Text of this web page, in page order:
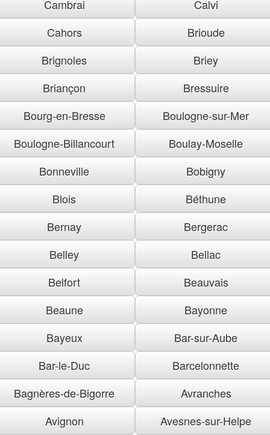
Cambrai
Calvi
Cahors
Brioude
Brignoles
Briey
Briançon
Bressuire
Bourg-en-Bresse
Boulogne-sur-Mer
Boulogne-Billancourt
Boulay-Moselle
Bonneville
Bobigny
Blois
Béthune
Bernay
Bergerac
Belley
Bellac
Belfort
Beauvais
Beaune
Bayonne
Bayeux
Bar-sur-Aube
Bar-le-Duc
Barcelonnette
Bagnères-de-Bigorre
Avranches
Avignon
Avesnes-sur-Helpe